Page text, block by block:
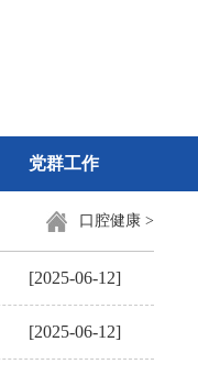
党群工作
口腔健康>
[2025-06-12]
[2025-06-12]